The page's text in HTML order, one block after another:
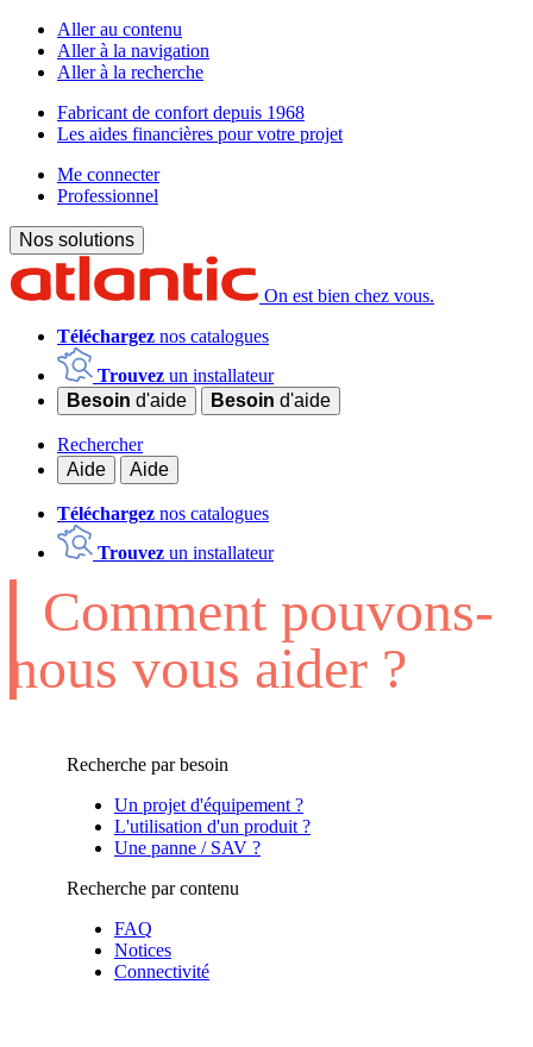
Aller au contenu
Aller à la navigation
Aller à la recherche
Fabricant de confort depuis 1968
Les aides financières pour votre projet
Me connecter
Professionnel
Nos solutions
On est bien chez vous.
Téléchargez nos catalogues
Trouvez un installateur
Besoin d'aide Besoin d'aide
Rechercher
Aide
Aide
Téléchargez nos catalogues
Trouvez un installateur
Comment pouvons-
nous vous aider ?
Recherche par besoin
Un projet d'équipement ?
L'utilisation d'un produit ?
Une panne / SAV ?
Recherche par contenu
FAQ
Notices
Connectivité